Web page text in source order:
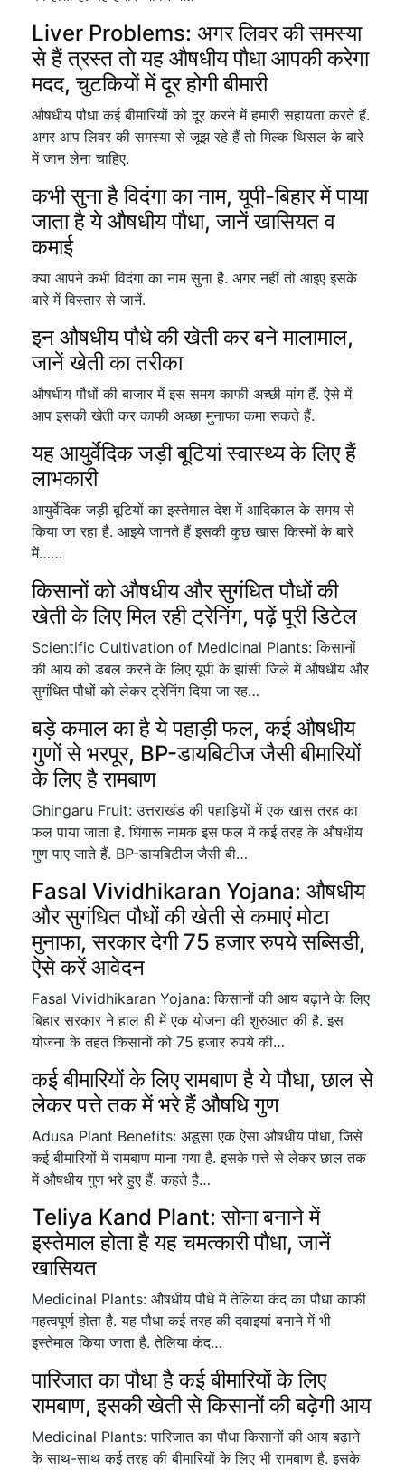
Liver Problems: अगर लिवर की समस्या
से हैं त्रस्त तो यह औषधीय पौधा आपकी करेगा
मदद, चुटकियों में दूर होगी बीमारी
औषधीय पौधा कई बीमारियों को दूर करने में हमारी सहायता करते हैं.
अगर आप लिवर की समस्या से जूझ रहे हैं तो मिल्क थिसल के बारे
में जान लेना चाहिए.
कभी सुना है विदंगा का नाम, यूपी-बिहार में पाया
जाता है ये औषधीय पौधा, जानें खासियत व
कमाई
क्या आपने कभी विदंगा का नाम सुना है. अगर नहीं तो आइए इसके
बारे में विस्तार से जानें.
इन औषधीय पौधे की खेती कर बने मालामाल,
जानें खेती का तरीका
औषधीय पौधों की बाजार में इस समय काफी अच्छी मांग हैं. ऐसे में
आप इसकी खेती कर काफी अच्छा मुनाफा कमा सकते हैं.
यह आयुर्वेदिक जड़ी बूटियां स्वास्थ्य के लिए हैं
लाभकारी
आयुर्वेदिक जड़ी बूटियों का इस्तेमाल देश में आदिकाल के समय से
किया जा रहा है. आइये जानते हैं इसकी कुछ खास किस्मों के बारे
में……
किसानों को औषधीय और सुगंधित पौधों की
खेती के लिए मिल रही ट्रेनिंग, पढ़ें पूरी डिटेल
Scientific Cultivation of Medicinal Plants: किसानों
की आय को डबल करने के लिए यूपी के झांसी जिले में औषधीय और
सुगंधित पौधों को लेकर ट्रेनिंग दिया जा रह…
बड़े कमाल का है ये पहाड़ी फल, कई औषधीय
गुणों से भरपूर, BP-डायबिटीज जैसी बीमारियों
के लिए है रामबाण
Ghingaru Fruit: उत्तराखंड की पहाड़ियों में एक खास तरह का
फल पाया जाता है. घिंगारू नामक इस फल में कई तरह के औषधीय
गुण पाए जाते हैं. BP-डायबिटीज जैसी बी…
Fasal Vividhikaran Yojana: औषधीय
और सुगंधित पौधों की खेती से कमाएं मोटा
मुनाफा, सरकार देगी 75 हजार रुपये सब्सिडी,
ऐसे करें आवेदन
Fasal Vividhikaran Yojana: किसानों की आय बढ़ाने के लिए
बिहार सरकार ने हाल ही में एक योजना की शुरुआत की है. इस
योजना के तहत किसानों को 75 हजार रुपये की…
कई बीमारियों के लिए रामबाण है ये पौधा, छाल से
लेकर पत्ते तक में भरे हैं औषधि गुण
Adusa Plant Benefits: अडूसा एक ऐसा औषधीय पौधा, जिसे
कई बीमारियों में रामबाण माना गया है. इसके पत्ते से लेकर छाल तक
में औषधीय गुण भरे हुए हैं. कहते है…
Teliya Kand Plant: सोना बनाने में
इस्तेमाल होता है यह चमत्कारी पौधा, जानें
खासियत
Medicinal Plants: औषधीय पौधे में तेलिया कंद का पौधा काफी
महत्वपूर्ण होता है. यह पौधा कई तरह की दवाइयां बनाने में भी
इस्तेमाल किया जाता है. तेलिया कंद…
पारिजात का पौधा है कई बीमारियों के लिए
रामबाण, इसकी खेती से किसानों की बढ़ेगी आय
Medicinal Plants: पारिजात का पौधा किसानों की आय बढ़ाने
के साथ-साथ कई तरह की बीमारियों के लिए भी रामबाण है. इसके